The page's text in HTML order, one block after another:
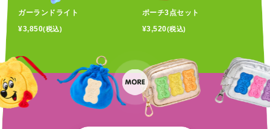
ガーランドライト
¥3,850(税込)
ポーチ3点セット
¥3,520(税込)